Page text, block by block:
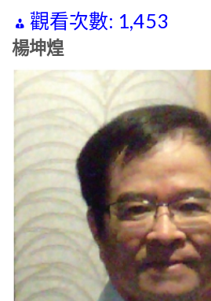
觀看次數: 1,453
楊坤煌